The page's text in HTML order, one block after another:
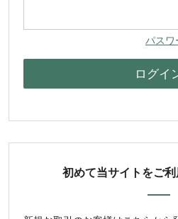
パスワ
初めて当サイトをご